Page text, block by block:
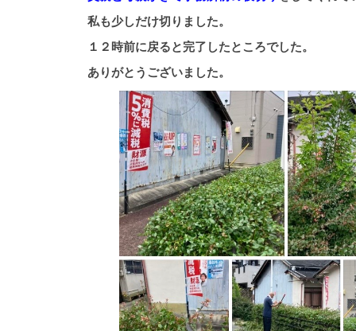
私も少しだけ切りました。
１２時前に戻ると完了したところでした。
ありがとうございました。